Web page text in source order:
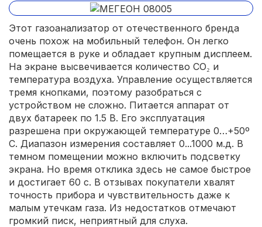
Этот газоанализатор от отечественного бренда
очень похож на мобильный телефон. Он легко
помещается в руке и обладает крупным дисплеем.
На экране высвечивается количество СО₂ и
температура воздуха. Управление осуществляется
тремя кнопками, поэтому разобраться с
устройством не сложно. Питается аппарат от
двух батареек по 1.5 В. Его эксплуатация
разрешена при окружающей температуре 0…+50º
С. Диапазон измерения составляет 0...1000 м.д. В
темном помещении можно включить подсветку
экрана. Но время отклика здесь не самое быстрое
и достигает 60 с. В отзывах покупатели хвалят
точность прибора и чувствительность даже к
малым утечкам газа. Из недостатков отмечают
громкий писк, неприятный для слуха.